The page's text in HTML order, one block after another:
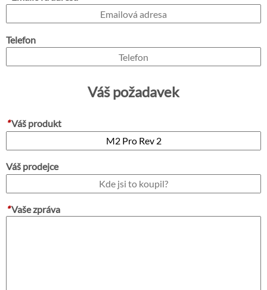
Telefon
Váš požadavek
*Váš produkt
Váš prodejce
*Vaše zpráva